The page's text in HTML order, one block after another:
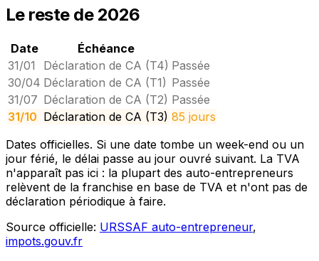
Le reste de 2026
Date
Échéance
31/01
Déclaration de CA (T4) Passée
30/04 Déclaration de CA (T1) Passée
31/07 Déclaration de CA (T2) Passée
31/10 Déclaration de CA (T3) 85 jours
Dates officielles. Si une date tombe un week-end ou un
jour férié, le délai passe au jour ouvré suivant. La TVA
n'apparaît pas ici : la plupart des auto-entrepreneurs
relèvent de la franchise en base de TVA et n'ont pas de
déclaration périodique à faire.
Source officielle: URSSAF auto-entrepreneur,
impots.gouv.fr